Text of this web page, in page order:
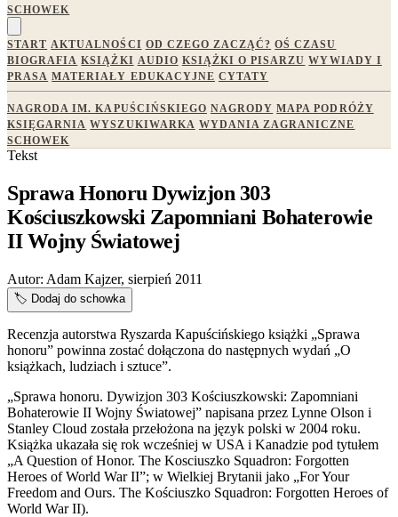
SCHOWEK
START AKTUALNOŚCI OD CZEGO ZACZĄĆ? OŚ CZASU
BIOGRAFIA KSIĄŻKI AUDIO KSIĄŻKI O PISARZU WYWIADY I
PRASA MATERIAŁY EDUKACYJNE CYTATY
NAGRODA IM. KAPUŚCIŃSKIEGO NAGRODY MAPA PODRÓŻY
KSIĘGARNIA WYSZUKIWARKA WYDANIA ZAGRANICZNE
SCHOWEK
Tekst
Sprawa Honoru Dywizjon 303
Kościuszkowski Zapomniani Bohaterowie
II Wojny Światowej
Autor: Adam Kajzer, sierpień 2011
🏷️ Dodaj do schowka
Recenzja autorstwa Ryszarda Kapuścińskiego książki „Sprawa
honoru” powinna zostać dołączona do następnych wydań „O
książkach, ludziach i sztuce”.
„Sprawa honoru. Dywizjon 303 Kościuszkowski: Zapomniani
Bohaterowie II Wojny Światowej” napisana przez Lynne Olson i
Stanley Cloud została przełożona na język polski w 2004 roku.
Książka ukazała się rok wcześniej w USA i Kanadzie pod tytułem
„A Question of Honor. The Kosciuszko Squadron: Forgotten
Heroes of World War II”; w Wielkiej Brytanii jako „For Your
Freedom and Ours. The Kościuszko Squadron: Forgotten Heroes of
World War II).